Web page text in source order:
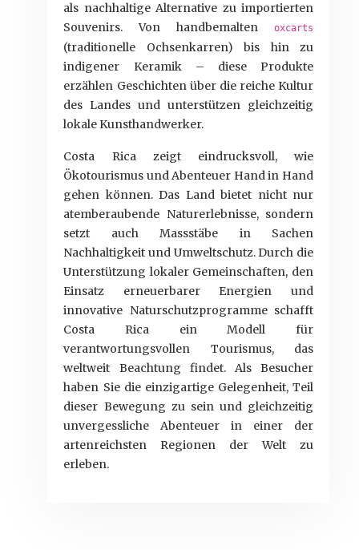
als nachhaltige Alternative zu importierten
Souvenirs. Von handbemalten
oxcarts
(traditionelle Ochsenkarren) bis hin zu
indigener Keramik – diese Produkte
erzählen Geschichten über die reiche Kultur
des Landes und unterstützen gleichzeitig
lokale Kunsthandwerker.
Costa Rica zeigt eindrucksvoll, wie
Ökotourismus und Abenteuer Hand in Hand
gehen können. Das Land bietet nicht nur
atemberaubende Naturerlebnisse, sondern
setzt auch Massstäbe in Sachen
Nachhaltigkeit und Umweltschutz. Durch die
Unterstützung lokaler Gemeinschaften, den
Einsatz erneuerbarer Energien und
innovative Naturschutzprogramme schafft
Costa Rica ein Modell für
verantwortungsvollen Tourismus, das
weltweit Beachtung findet. Als Besucher
haben Sie die einzigartige Gelegenheit, Teil
dieser Bewegung zu sein und gleichzeitig
unvergessliche Abenteuer in einer der
artenreichsten Regionen der Welt zu
erleben.